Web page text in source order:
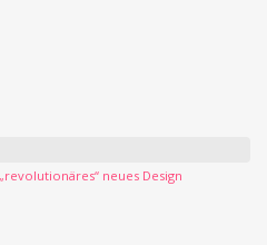
neues Design